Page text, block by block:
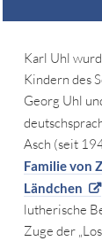
Karl Uhl
Kindern des
Georg Uhl
Asch (seit
Familie von
Ländchen
lutherische
Zuge der